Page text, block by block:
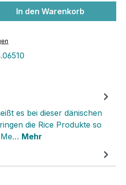
Gib den
In den Warenkorb
es bei dieser dänischen
die Rice Produkte so
Me… Mehr